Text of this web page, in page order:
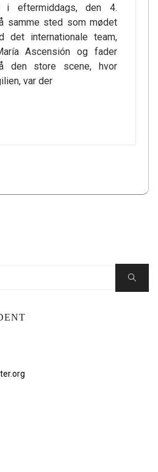
i eftermiddags, den 4.
samme sted som mødet
det internationale team,
Ascensión og fader
den store scene, hvor
var der
Search